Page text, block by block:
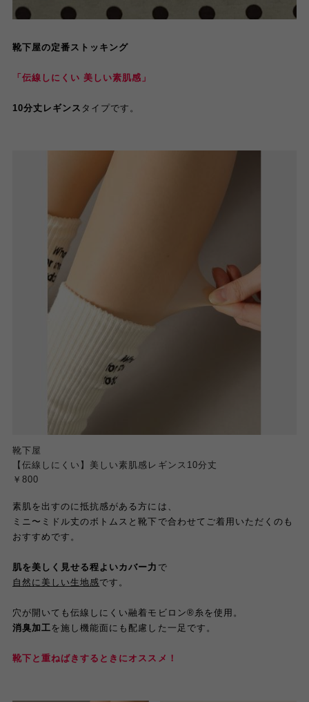
靴下屋の定番ストッキング
「伝線しにくい 美しい素肌感」
10分丈レギンス タイプです。
靴下屋
【伝線しにくい】美しい素肌感レギンス10分丈
￥800
素肌を出すのに抵抗感がある方には、
ミニ〜ミドル丈のボトムスと靴下で合わせてご着用いただくのも
おすすめです。
肌を美しく見せる程よいカバー力 で
自然に美しい生地感です。
穴が開いても伝線しにくい融着モビロン®糸を使用。
消臭加工を施し機能面にも配慮した一足です。
靴下と重ねばきするときにオススメ！